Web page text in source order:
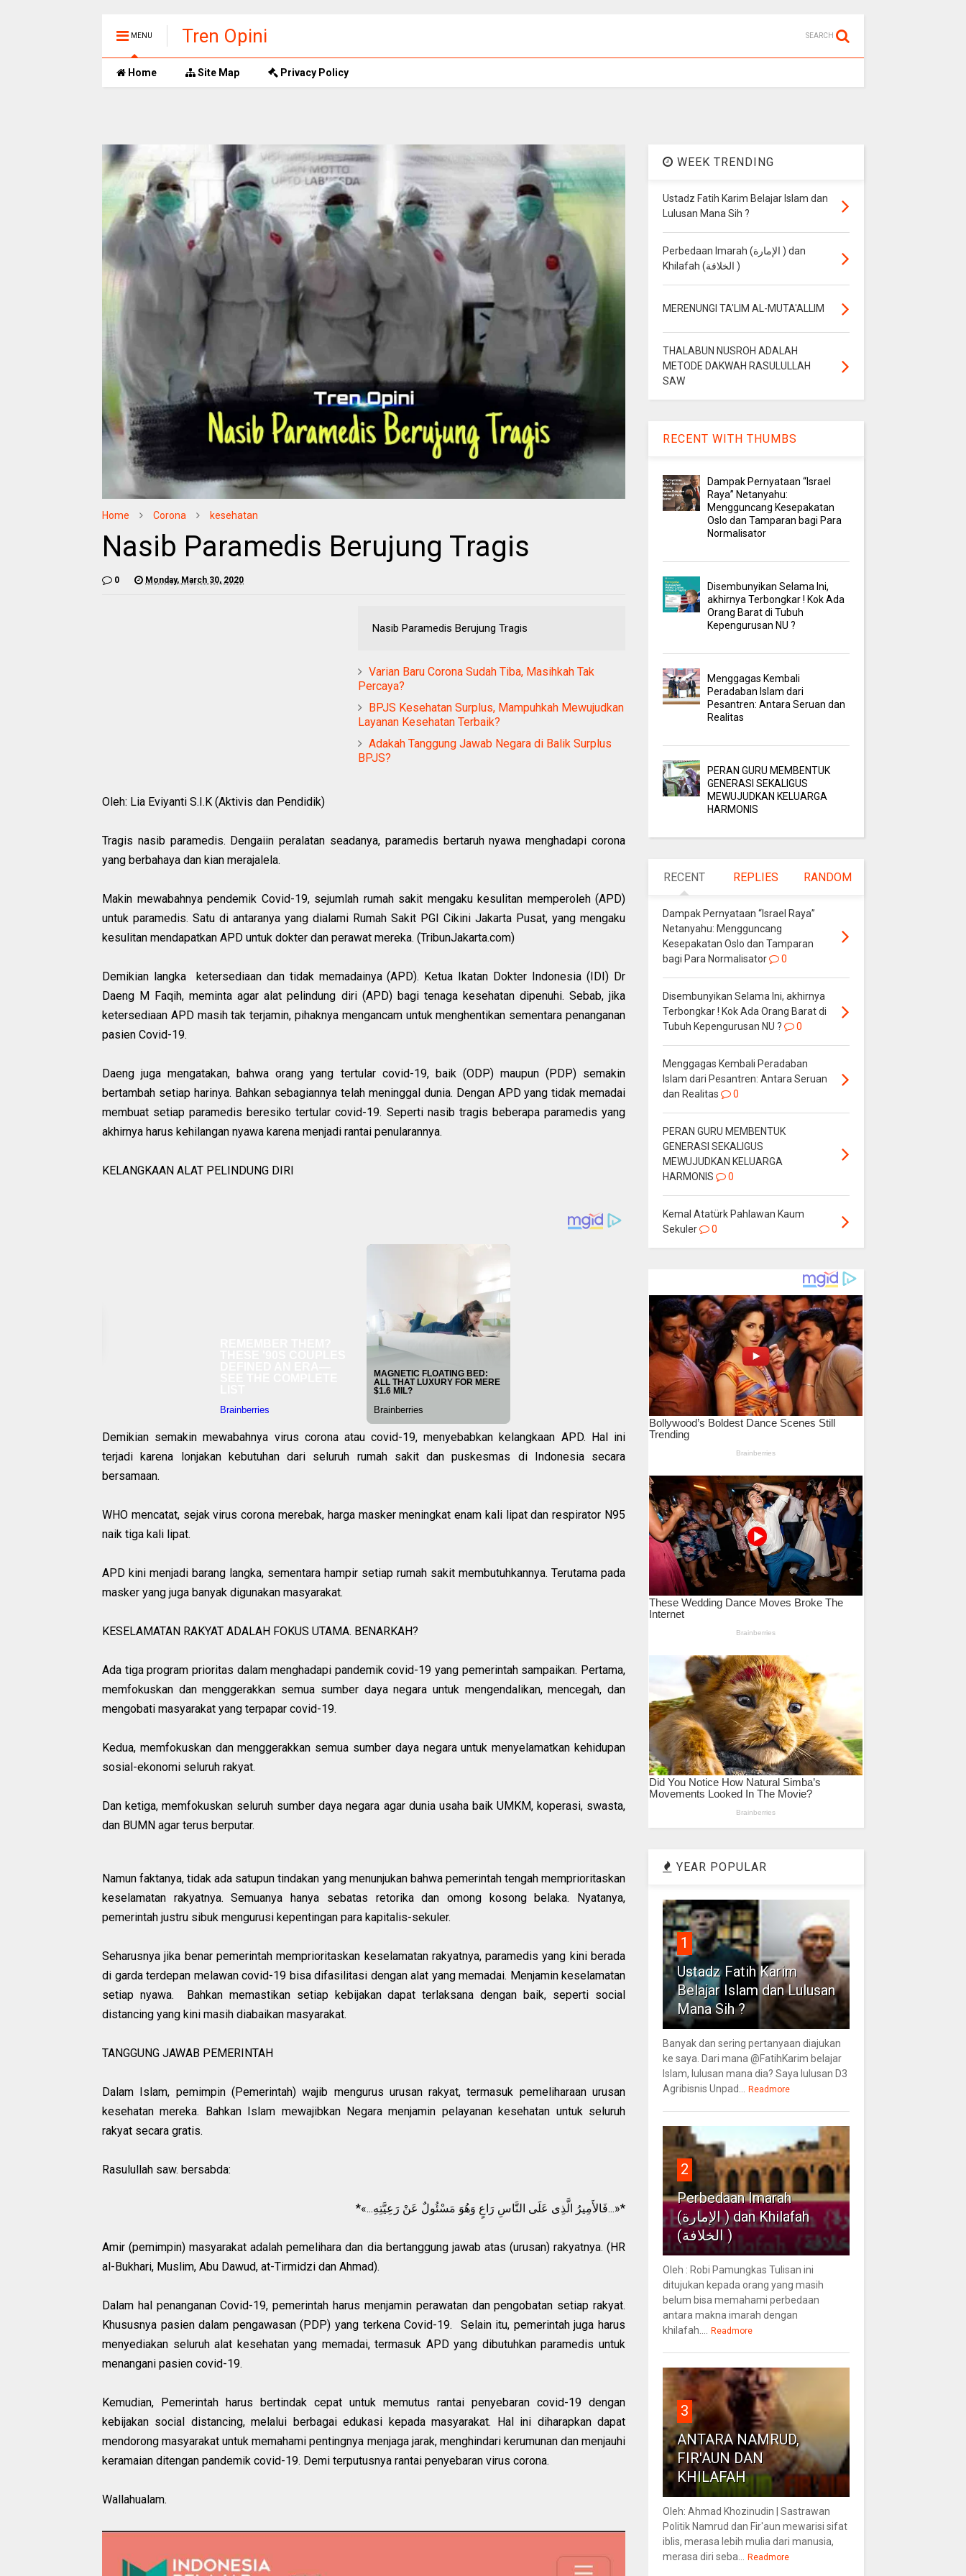
MENU Tren Opini SEARCH
Home Site Map Privacy Policy
Home Corona kesehatan
Nasib Paramedis Berujung Tragis
0 Monday, March 30, 2020
Nasib Paramedis Berujung Tragis
Varian Baru Corona Sudah Tiba, Masihkah Tak
Percaya?
BPJS Kesehatan Surplus, Mampuhkah Mewujudkan
Layanan Kesehatan Terbaik?
Adakah Tanggung Jawab Negara di Balik Surplus
BPJS?
Oleh: Lia Eviyanti S.I.K (Aktivis dan Pendidik)
Tragis nasib paramedis. Dengaiin peralatan seadanya, paramedis bertaruh nyawa menghadapi corona
yang berbahaya dan kian merajalela.
Makin mewabahnya pendemik Covid-19, sejumlah rumah sakit mengaku kesulitan memperoleh (APD)
untuk paramedis. Satu di antaranya yang dialami Rumah Sakit PGI Cikini Jakarta Pusat, yang mengaku
kesulitan mendapatkan APD untuk dokter dan perawat mereka. (TribunJakarta.com)
Demikian langka ketersediaan dan tidak memadainya (APD). Ketua Ikatan Dokter Indonesia (IDI) Dr
Daeng M Faqih, meminta agar alat pelindung diri (APD) bagi tenaga kesehatan dipenuhi. Sebab, jika
ketersediaan APD masih tak terjamin, pihaknya mengancam untuk menghentikan sementara penanganan
pasien Covid-19.
Daeng juga mengatakan, bahwa orang yang tertular covid-19, baik (ODP) maupun (PDP) semakin
bertambah setiap harinya. Bahkan sebagiannya telah meninggal dunia. Dengan APD yang tidak memadai
membuat setiap paramedis beresiko tertular covid-19. Seperti nasib tragis beberapa paramedis yang
akhirnya harus kehilangan nyawa karena menjadi rantai penularannya.
KELANGKAAN ALAT PELINDUNG DIRI
Demikian semakin mewabahnya virus corona atau covid-19, menyebabkan kelangkaan APD. Hal ini
terjadi karena lonjakan kebutuhan dari seluruh rumah sakit dan puskesmas di Indonesia secara
bersamaan.
WHO mencatat, sejak virus corona merebak, harga masker meningkat enam kali lipat dan respirator N95
naik tiga kali lipat.
APD kini menjadi barang langka, sementara hampir setiap rumah sakit membutuhkannya. Terutama pada
masker yang juga banyak digunakan masyarakat.
KESELAMATAN RAKYAT ADALAH FOKUS UTAMA. BENARKAH?
Ada tiga program prioritas dalam menghadapi pandemik covid-19 yang pemerintah sampaikan. Pertama,
memfokuskan dan menggerakkan semua sumber daya negara untuk mengendalikan, mencegah, dan
mengobati masyarakat yang terpapar covid-19.
Kedua, memfokuskan dan menggerakkan semua sumber daya negara untuk menyelamatkan kehidupan
sosial-ekonomi seluruh rakyat.
Dan ketiga, memfokuskan seluruh sumber daya negara agar dunia usaha baik UMKM, koperasi, swasta,
dan BUMN agar terus berputar.
Namun faktanya, tidak ada satupun tindakan yang menunjukan bahwa pemerintah tengah memprioritaskan
keselamatan rakyatnya. Semuanya hanya sebatas retorika dan omong kosong belaka. Nyatanya,
pemerintah justru sibuk mengurusi kepentingan para kapitalis-sekuler.
Seharusnya jika benar pemerintah memprioritaskan keselamatan rakyatnya, paramedis yang kini berada
di garda terdepan melawan covid-19 bisa difasilitasi dengan alat yang memadai. Menjamin keselamatan
setiap nyawa. Bahkan memastikan setiap kebijakan dapat terlaksana dengan baik, seperti social
distancing yang kini masih diabaikan masyarakat.
TANGGUNG JAWAB PEMERINTAH
Dalam Islam, pemimpin (Pemerintah) wajib mengurus urusan rakyat, termasuk pemeliharaan urusan
kesehatan mereka. Bahkan Islam mewajibkan Negara menjamin pelayanan kesehatan untuk seluruh
rakyat secara gratis.
Rasulullah saw. bersabda:
*«...فَالأَمِيرُ الَّذِى عَلَى النَّاسِ رَاعٍ وَهُوَ مَسْئُولٌ عَنْ رَعِيَّتِهِ...»*
Amir (pemimpin) masyarakat adalah pemelihara dan dia bertanggung jawab atas (urusan) rakyatnya. (HR
al-Bukhari, Muslim, Abu Dawud, at-Tirmidzi dan Ahmad).
Dalam hal penanganan Covid-19, pemerintah harus menjamin perawatan dan pengobatan setiap rakyat.
Khususnya pasien dalam pengawasan (PDP) yang terkena Covid-19. Selain itu, pemerintah juga harus
menyediakan seluruh alat kesehatan yang memadai, termasuk APD yang dibutuhkan paramedis untuk
menangani pasien covid-19.
Kemudian, Pemerintah harus bertindak cepat untuk memutus rantai penyebaran covid-19 dengan
kebijakan social distancing, melalui berbagai edukasi kepada masyarakat. Hal ini diharapkan dapat
mendorong masyarakat untuk memahami pentingnya menjaga jarak, menghindari kerumunan dan menjauhi
keramaian ditengan pandemik covid-19. Demi terputusnya rantai penyebaran virus corona.
Wallahualam.
WEEK TRENDING
Ustadz Fatih Karim Belajar Islam dan
Lulusan Mana Sih ?
Perbedaan Imarah (الإمارة ) dan
Khilafah (الخلافة )
MERENUNGI TA'LIM AL-MUTA'ALLIM
THALABUN NUSROH ADALAH
METODE DAKWAH RASULULLAH
SAW
RECENT WITH THUMBS
Dampak Pernyataan “Israel
Raya” Netanyahu:
Mengguncang Kesepakatan
Oslo dan Tamparan bagi Para
Normalisator
Disembunyikan Selama Ini,
akhirnya Terbongkar ! Kok Ada
Orang Barat di Tubuh
Kepengurusan NU ?
Menggagas Kembali
Peradaban Islam dari
Pesantren: Antara Seruan dan
Realitas
PERAN GURU MEMBENTUK
GENERASI SEKALIGUS
MEWUJUDKAN KELUARGA
HARMONIS
RECENT REPLIES RANDOM
Dampak Pernyataan “Israel Raya”
Netanyahu: Mengguncang
Kesepakatan Oslo dan Tamparan
bagi Para Normalisator
0
Disembunyikan Selama Ini, akhirnya
Terbongkar ! Kok Ada Orang Barat di
Tubuh Kepengurusan NU ?
0
Menggagas Kembali Peradaban
Islam dari Pesantren: Antara Seruan
dan Realitas
0
PERAN GURU MEMBENTUK
GENERASI SEKALIGUS
MEWUJUDKAN KELUARGA
HARMONIS
0
Kemal Atatürk Pahlawan Kaum
Sekuler
0
YEAR POPULAR
1
Ustadz Fatih Karim
Belajar Islam dan Lulusan
Mana Sih ?
Banyak dan sering pertanyaan diajukan
ke saya. Dari mana @FatihKarim belajar
Islam, lulusan mana dia? Saya lulusan D3
Agribisnis Unpad...
Readmore
2
Perbedaan Imarah
(الإمارة ) dan Khilafah
(الخلافة )
Oleh : Robi Pamungkas Tulisan ini
ditujukan kepada orang yang masih
belum bisa memahami perbedaan
antara makna imarah dengan
khilafah....
Readmore
3
ANTARA NAMRUD,
FIR'AUN DAN
KHILAFAH
Oleh: Ahmad Khozinudin | Sastrawan
Politik Namrud dan Fir'aun mewarisi sifat
iblis, merasa lebih mulia dari manusia,
merasa diri seba...
Readmore